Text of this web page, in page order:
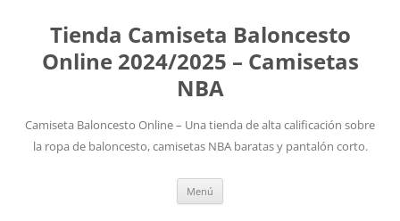
Tienda Camiseta Baloncesto
Online 2024/2025 – Camisetas
NBA
Camiseta Baloncesto Online – Una tienda de alta calificación sobre
la ropa de baloncesto, camisetas NBA baratas y pantalón corto.
Menú